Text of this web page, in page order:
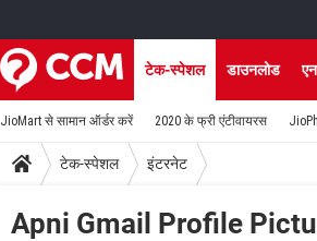
टेक-स्पेशल डाउनलोड
JioMart से सामान ऑर्डर करें 2020 के फ्री एंटीवायरस
टेक-स्पेशल इंटरनेट
Apni Gmail Profile